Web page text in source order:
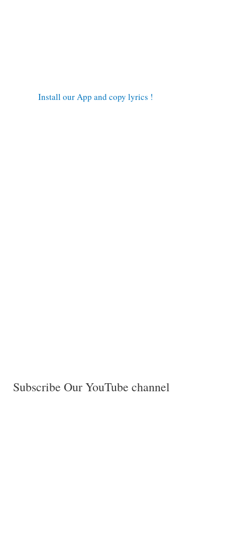
Install our App and copy lyrics !
Subscribe Our YouTube channel